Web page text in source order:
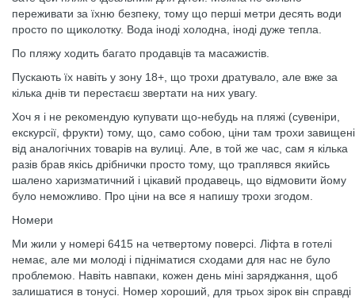
переживати за їхню безпеку, тому що перші метри десять води
просто по щиколотку. Вода іноді холодна, іноді дуже тепла.
По пляжу ходить багато продавців та масажистів.
Пускають їх навіть у зону 18+, що трохи дратувало, але вже за
кілька днів ти перестаєш звертати на них увагу.
Хоч я і не рекомендую купувати що-небудь на пляжі (сувеніри,
екскурсії, фрукти) тому, що, само собою, ціни там трохи завищені
від аналогічних товарів на вулиці. Але, в той же час, сам я кілька
разів брав якісь дрібнички просто тому, що траплявся якийсь
шалено харизматичний і цікавий продавець, що відмовити йому
було неможливо. Про ціни на все я напишу трохи згодом.
Номери
Ми жили у номері 6415 на четвертому поверсі. Ліфта в готелі
немає, але ми молоді і підніматися сходами для нас не було
проблемою. Навіть навпаки, кожен день міні заряджання, щоб
залишатися в тонусі. Номер хороший, для трьох зірок він справді